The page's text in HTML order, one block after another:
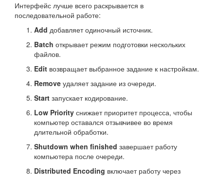
Интерфейс лучше всего раскрывается в
последовательной работе:
Add добавляет одиночный источник.
Batch открывает режим подготовки нескольких
файлов.
Edit возвращает выбранное задание к настройкам.
Remove удаляет задание из очереди.
Start запускает кодирование.
Low Priority снижает приоритет процесса, чтобы
компьютер оставался отзывчивее во время
длительной обработки.
Shutdown when finished завершает работу
компьютера после очереди.
Distributed Encoding включает работу через